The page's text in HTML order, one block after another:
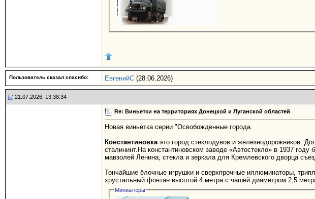
Пользователь сказал cпасибо: ЕвгенийС (28.06.2026)
21.07.2026, 13:38:34
Re: Виньетки на территориях Донецкой и Луганской областей
Новая виньетка серии "Освобожденные города.
Константиновкаэто город стеклодувов и железнодорожников.
сталининт.На константиновском заводе «Автостекло» в 1937
мавзолей Ленина, стекла и зеркала для Кремлевского дворца
Тончайшие ёлочные игрушки и сверхпрочные иллюминаторы,
хрустальный фонтан высотой 4 метра с чашей диаметром 2,5
Миниатюры